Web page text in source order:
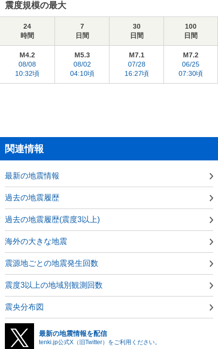
震度規模の最大
24
時間
7
日間
30
日間
100
日間
M4.2
08/08
10:32頃
M5.3
08/02
04:10頃
M7.1
07/28
16:27頃
M7.2
06/25
07:30頃
関連情報
最新の地震情報
過去の地震履歴
過去の地震履歴(震度3以上)
海外の大きな地震
震源地ごとの地震発生回数
震度3以上の地域別観測回数
震央分布図
最新の地震情報を配信
tenki.jp公式X（旧Twitter）をご利用ください。